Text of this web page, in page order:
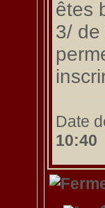
êtes
3/ de
Date
10:40